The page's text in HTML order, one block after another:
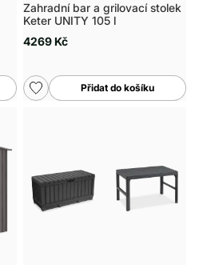
Zahradní bar a grilovací stolek
Keter UNITY 105 l
4269 Kč
Přidat do košíku